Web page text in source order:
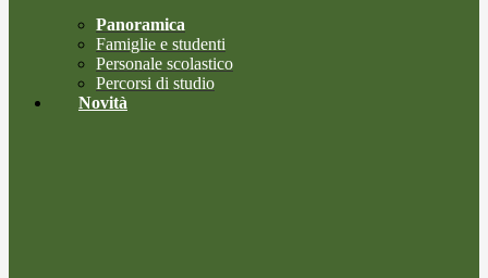
Panoramica
Famiglie e studenti
Personale scolastico
Percorsi di studio
Novità